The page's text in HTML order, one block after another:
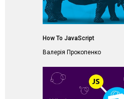
How To JavaScript
Валерія Прокопенко